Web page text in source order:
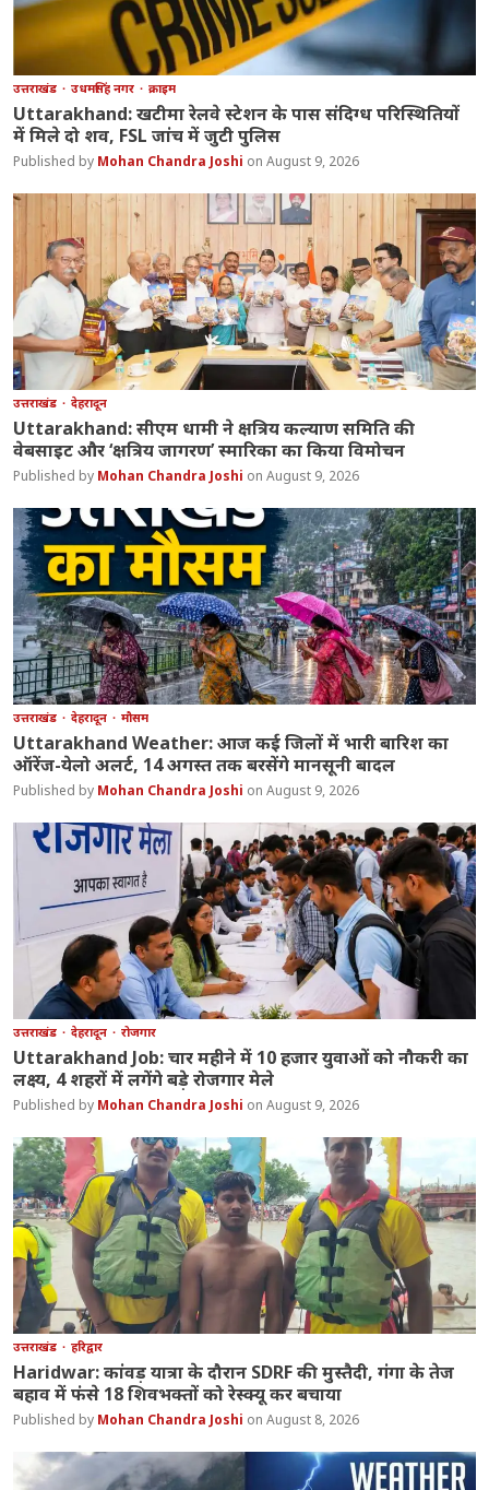
उत्तराखंड उधमसिंह नगर क्राइम
Uttarakhand: खटीमा रेलवे स्टेशन के पास संदिग्ध परिस्थितियों
में मिले दो शव, FSL जांच में जुटी पुलिस
Mohan Chandra Joshi August 9, 2026
उत्तराखंड देहरादून
Uttarakhand: सीएम धामी ने क्षत्रिय कल्याण समिति की
वेबसाइट और ‘क्षत्रिय जागरण’ स्मारिका का किया विमोचन
Mohan Chandra Joshi August 9, 2026
उत्तराखंड देहरादून मौसम
Uttarakhand Weather: आज कई जिलों में भारी बारिश का
ऑरेंज-येलो अलर्ट, 14 अगस्त तक बरसेंगे मानसूनी बादल
Mohan Chandra Joshi August 9, 2026
उत्तराखंड देहरादून रोजगार
Uttarakhand Job: चार महीने में 10 हजार युवाओं को नौकरी का
लक्ष्य, 4 शहरों में लगेंगे बड़े रोजगार मेले
Mohan Chandra Joshi August 9, 2026
उत्तराखंड हरिद्वार
Haridwar: कांवड़ यात्रा के दौरान SDRF की मुस्तैदी, गंगा के तेज
बहाव में फंसे 18 शिवभक्तों को रेस्क्यू कर बचाया
Mohan Chandra Joshi August 8, 2026